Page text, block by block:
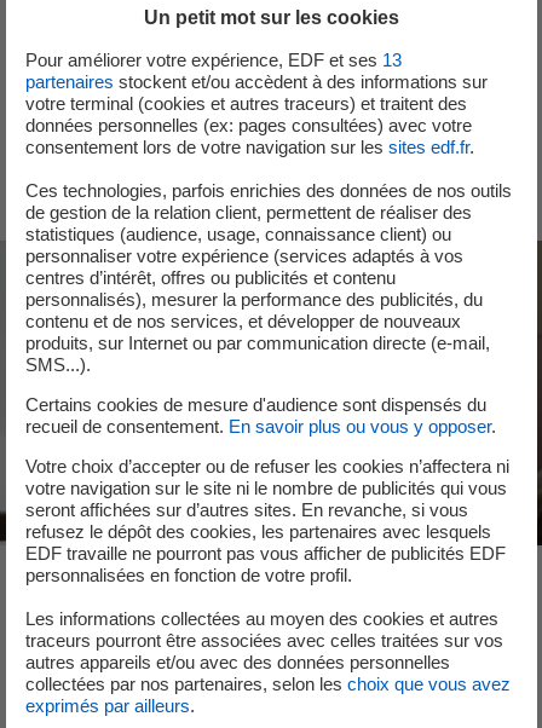
Se connecter à l’espace Client
Créer votre compte
Muni de votre numéro client (en haut à gauche de votre
Un petit mot sur les cookies
Pour améliorer votre expérience, EDF et ses 13
partenaires stockent et/ou accèdent à des informations sur
votre terminal (cookies et autres traceurs) et traitent des
données personnelles (ex: pages consultées) avec votre
consentement lors de votre navigation sur les sites edf.fr.
Ces technologies, parfois enrichies des données de nos outils
de gestion de la relation client, permettent de réaliser des
statistiques (audience, usage, connaissance client) ou
personnaliser votre expérience (services adaptés à vos
centres d’intérêt, offres ou publicités et contenu
personnalisés), mesurer la performance des publicités, du
contenu et de nos services, et développer de nouveaux
produits, sur Internet ou par communication directe (e-mail,
SMS...).
Certains cookies de mesure d'audience sont dispensés du
recueil de consentement. En savoir plus ou vous y opposer.
Votre choix d’accepter ou de refuser les cookies n’affectera ni
votre navigation sur le site ni le nombre de publicités qui vous
seront affichées sur d’autres sites. En revanche, si vous
refusez le dépôt des cookies, les partenaires avec lesquels
EDF travaille ne pourront pas vous afficher de publicités EDF
personnalisées en fonction de votre profil.
Les informations collectées au moyen des cookies et autres
traceurs pourront être associées avec celles traitées sur vos
autres appareils et/ou avec des données personnelles
collectées par nos partenaires, selon les choix que vous avez
exprimés par ailleurs.